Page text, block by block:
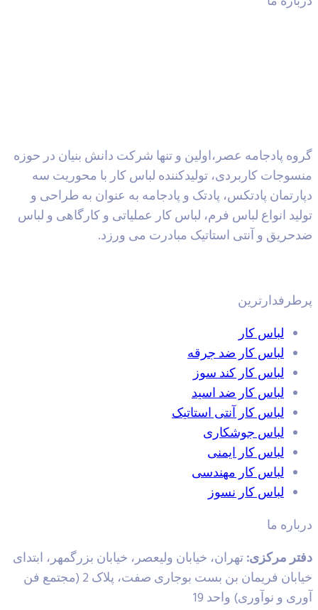
پادجامه عصر،اولین و تنها شرکت دانش بنیان در حوزه
کاربردی، تولیدکننده لباس کار با محوریت سه
پادتکس، پادتک و پادجامه به عنوان به طراحی و
انواع لباس فرم، لباس کار عملیاتی و کارگاهی و لباس
و آنتی استاتیک مبادرت می ورزد.
لباس کار
لباس کار ضد جرقه
لباس کار کند سوز
لباس کار ضد اسید
لباس کار آنتی استاتیک
لباس جوشکاری
لباس کار ایمنی
لباس کار مهندسی
لباس کار نسوز
ما
مرکزی:تهران، خیابان ولیعصر، خیابان بزرگمهر، ابتدای
خیابان فریمان بن بست بوجاری صفت، پلاک 2 (مجتمع فن
و نوآوری) واحد 19